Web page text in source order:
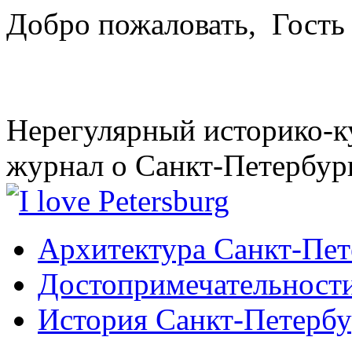
Добро пожаловать, Гость
Нерегулярный историко-
журнал о Санкт-
Архитектура Санкт-
История Санкт-